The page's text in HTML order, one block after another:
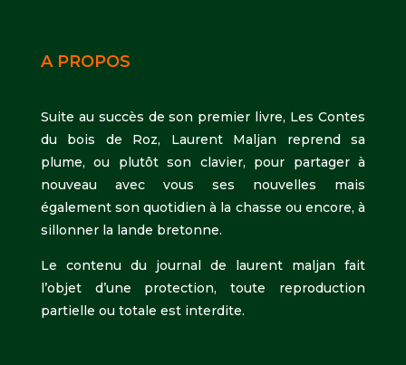
A PROPOS
Suite au succès de son premier livre, Les Contes
du bois de Roz, Laurent Maljan reprend sa
plume, ou plutôt son clavier, pour partager à
nouveau avec vous ses nouvelles mais
également son quotidien à la chasse ou encore, à
sillonner la lande bretonne.
Le contenu du journal de laurent maljan fait
l’objet d’une protection, toute reproduction
partielle ou totale est interdite.